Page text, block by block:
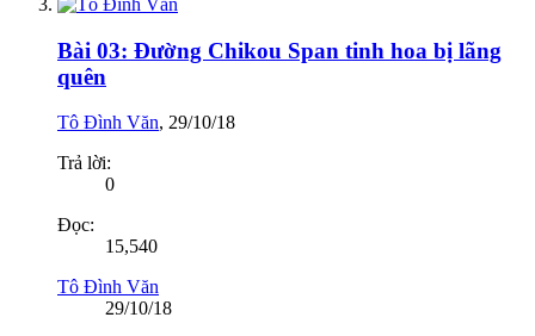
Bài 03: Đường Chikou Span tinh hoa bị lãng
quên
Tô Đình Văn, 29/10/18
Trả lời:
0
Đọc:
15,540
Tô Đình Văn
29/10/18